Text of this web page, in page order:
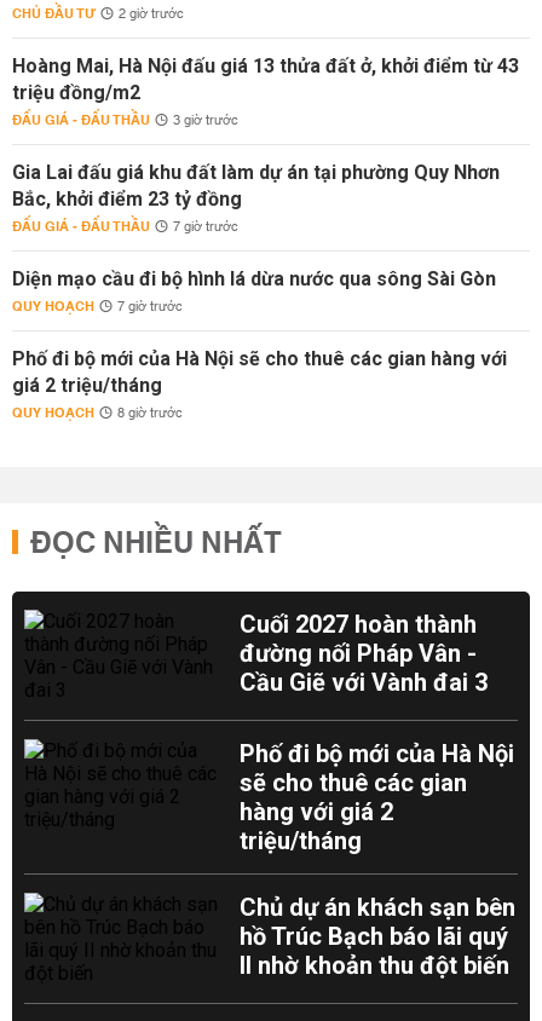
CHỦ ĐẦU TƯ 2 giờ trước
Hoàng Mai, Hà Nội đấu giá 13 thửa đất ở, khởi điểm từ 43
triệu đồng/m2
ĐẤU GIÁ - ĐẤU THẦU 3 giờ trước
Gia Lai đấu giá khu đất làm dự án tại phường Quy Nhơn
Bắc, khởi điểm 23 tỷ đồng
ĐẤU GIÁ - ĐẤU THẦU 7 giờ trước
Diện mạo cầu đi bộ hình lá dừa nước qua sông Sài Gòn
QUY HOẠCH 7 giờ trước
Phố đi bộ mới của Hà Nội sẽ cho thuê các gian hàng với
giá 2 triệu/tháng
QUY HOẠCH 8 giờ trước
ĐỌC NHIỀU NHẤT
Cuối 2027 hoàn thành
đường nối Pháp Vân -
Cầu Giẽ với Vành đai 3
Phố đi bộ mới của Hà Nội
sẽ cho thuê các gian
hàng với giá 2
triệu/tháng
Chủ dự án khách sạn bên
hồ Trúc Bạch báo lãi quý
II nhờ khoản thu đột biến